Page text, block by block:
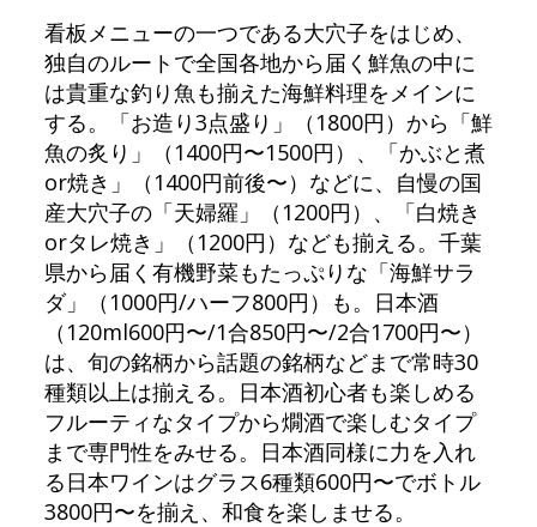
看板メニューの一つである大穴子をはじめ、
独自のルートで全国各地から届く鮮魚の中に
は貴重な釣り魚も揃えた海鮮料理をメインに
する。「お造り3点盛り」（1800円）から「鮮
魚の炙り」（1400円〜1500円）、「かぶと煮
or焼き」（1400円前後〜）などに、自慢の国
産大穴子の「天婦羅」（1200円）、「白焼き
orタレ焼き」（1200円）なども揃える。千葉
県から届く有機野菜もたっぷりな「海鮮サラ
ダ」（1000円/ハーフ800円）も。日本酒
（120ml600円〜/1合850円〜/2合1700円〜）
は、旬の銘柄から話題の銘柄などまで常時30
種類以上は揃える。日本酒初心者も楽しめる
フルーティなタイプから燗酒で楽しむタイプ
まで専門性をみせる。日本酒同様に力を入れ
る日本ワインはグラス6種類600円〜でボトル
3800円〜を揃え、和食を楽しませる。